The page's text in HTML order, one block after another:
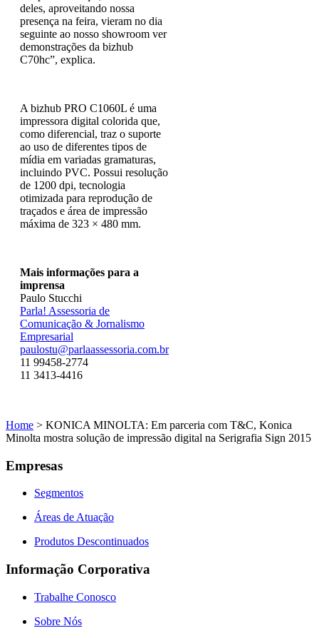
deles, aproveitando nossa
presença na feira, vieram no dia
seguinte ao nosso showroom ver
demonstrações da bizhub
C70hc”, explica.
A bizhub PRO C1060L é uma
impressora digital colorida que,
como diferencial, traz o suporte
ao uso de diferentes tipos de
mídia em variadas gramaturas,
incluindo PVC. Possui resolução
de 1200 dpi, tecnologia
otimizada para reprodução de
traçados e área de impressão
máxima de 323 × 480 mm.
Mais informações para a
imprensa
Paulo Stucchi
Parla! Assessoria de
Comunicação & Jornalismo
Empresarial
paulostu@parlaassessoria.com.br
11 99458-2774
11 3413-4416
Home > KONICA MINOLTA: Em parceria com T&C, Konica
Minolta mostra solução de impressão digital na Serigrafia Sign 2015
Empresas
Segmentos
Áreas de Atuação
Produtos Descontinuados
Informação Corporativa
Trabalhe Conosco
Sobre Nós